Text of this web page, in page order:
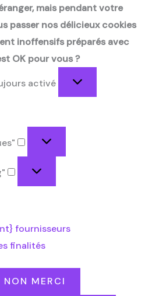
mais pendant votre
passer nos délicieux cookies
inoffensifs préparés avec
OK pour vous ?
activé
fournisseurs
finalités
NON MERCI